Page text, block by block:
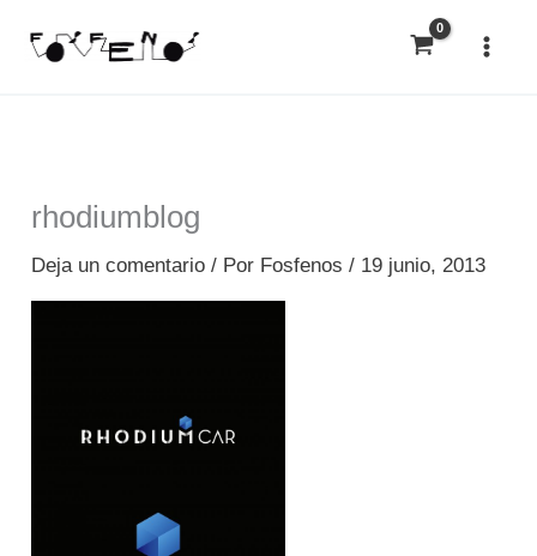
rhodiumblog
Deja un comentario / Por Fosfenos/ 19 junio, 2013